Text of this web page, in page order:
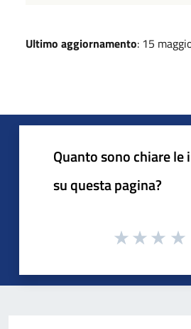
Ultimo aggiornamento: 15
Quanto sono chiare
su questa pagina?